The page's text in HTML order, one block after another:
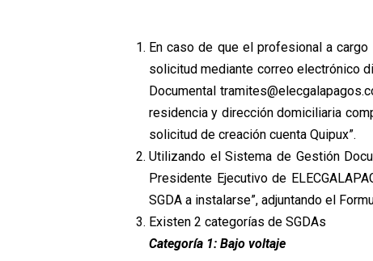
En caso de que el profesional a
solicitud mediante correo electrónico
Documental
residencia y dirección domiciliaria
solicitud de creación cuenta Quipux”.
Utilizando el Sistema de Gestión
Presidente Ejecutivo de
SGDA a instalarse”, adjuntando el
Existen 2 categorías de SGDAs
Categoría 1: Bajo voltaje